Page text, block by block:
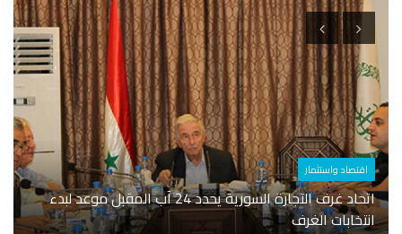
اقتصاد واستثمار
اتحاد غرف التجارة السورية يحدد 24 آب المقبل موعد لبدء
انتخابات الغرف
قريبا..